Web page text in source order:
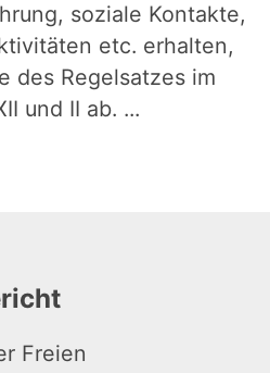
soziale Kontakte,
etc. erhalten,
des Regelsatzes im
und II ab. ...
Freien